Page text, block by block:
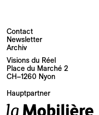
Contact
Newsletter
Archiv
Visions du Réel
Place du Marché 2
CH–1260 Nyon
Hauptpartner
Newsletter
Ihre E-Mail-Adresse
Newsletter — EN